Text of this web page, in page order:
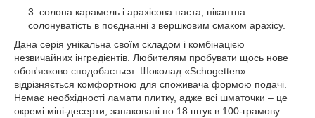
солона карамель і арахісова паста, пікантна
солонуватість в поєднанні з вершковим смаком арахісу.
Дана серія унікальна своїм складом і комбінацією
незвичайних інгредієнтів. Любителям пробувати щось нове
обов'язково сподобається. Шоколад «Schogetten»
відрізняється комфортною для споживача формою подачі.
Немає необхідності ламати плитку, адже всі шматочки – це
окремі міні-десерти, запаковані по 18 штук в 100-грамову